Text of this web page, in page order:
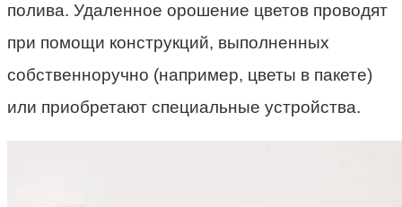
полива. Удаленное орошение цветов проводят
при помощи конструкций, выполненных
собственноручно (например, цветы в пакете)
или приобретают специальные устройства.